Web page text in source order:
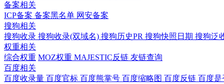
备案相关
ICP备案 备案黑名单 网安备案
搜狗相关
搜狗收录 搜狗收录(双域名) 搜狗历史PR 搜狗快照日期 搜狗泛
权重相关
综合权重 MOZ权重 MAJESTIC反链 友链查询
百度相关
百度收录量 百度官标 百度熊掌号 百度缩略图 百度反链 百度